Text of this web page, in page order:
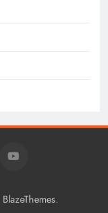
BlazeThemes.